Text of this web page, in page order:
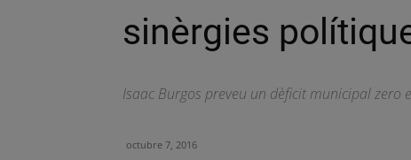
sinèrgies
Isaac Burgos preveu un dèficit municipal zero
octubre 7, 2016